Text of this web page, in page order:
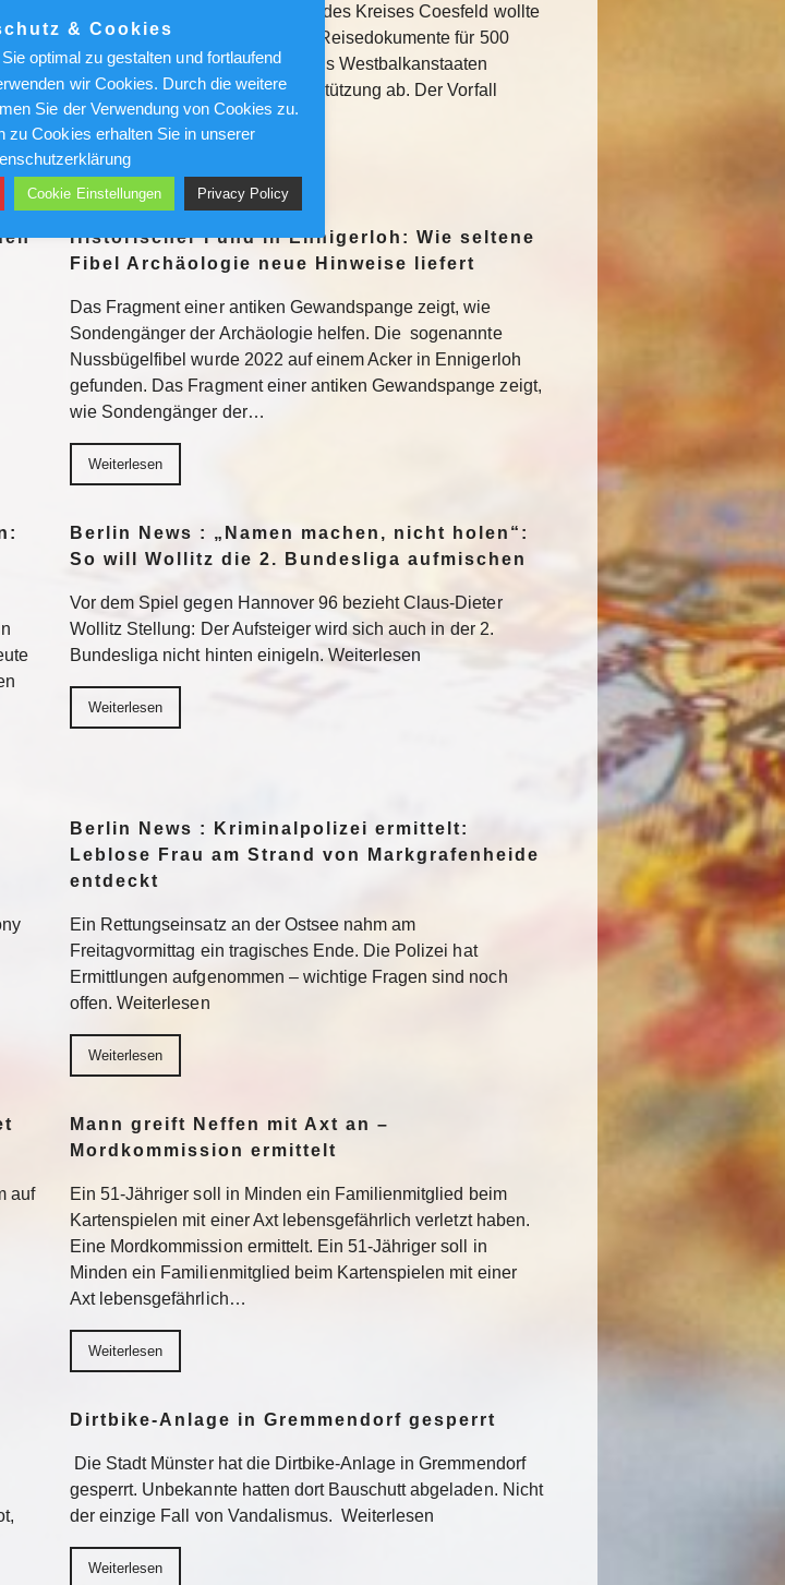
Die Zentrale Ausländerbehörde des Kreises Coesfeld wollte
für die Stadt Köln die fehlenden Reisedokumente für 500
ausreisepflichtigen Menschen aus Westbalkanstaaten
besorgen. Köln lehnte die Unterstützung ab. Der Vorfall
schlägt hohe…
Weiterlesen
Historischer Fund in Ennigerloh: Wie seltene
Fibel Archäologie neue Hinweise liefert
Das Fragment einer antiken Gewandspange zeigt, wie
Sondengänger der Archäologie helfen. Die sogenannte
Nussbügelfibel wurde 2022 auf einem Acker in Ennigerloh
gefunden. Das Fragment einer antiken Gewandspange zeigt,
wie Sondengänger der…
Weiterlesen
Berlin News : „Namen machen, nicht holen“:
So will Wollitz die 2. Bundesliga aufmischen
Vor dem Spiel gegen Hannover 96 bezieht Claus-Dieter
Wollitz Stellung: Der Aufsteiger wird sich auch in der 2.
Bundesliga nicht hinten einigeln. Weiterlesen
Weiterlesen
Berlin News : Kriminalpolizei ermittelt:
Leblose Frau am Strand von Markgrafenheide
entdeckt
Ein Rettungseinsatz an der Ostsee nahm am
Freitagvormittag ein tragisches Ende. Die Polizei hat
Ermittlungen aufgenommen – wichtige Fragen sind noch
offen. Weiterlesen
Weiterlesen
auf
Mann greift Neffen mit Axt an –
Mordkommission ermittelt
Ein 51-Jähriger soll in Minden ein Familienmitglied beim
Kartenspielen mit einer Axt lebensgefährlich verletzt haben.
Eine Mordkommission ermittelt. Ein 51-Jähriger soll in
Minden ein Familienmitglied beim Kartenspielen mit einer
Axt lebensgefährlich…
Weiterlesen
Dirtbike-Anlage in Gremmendorf gesperrt
Die Stadt Münster hat die Dirtbike-Anlage in Gremmendorf
gesperrt. Unbekannte hatten dort Bauschutt abgeladen. Nicht
der einzige Fall von Vandalismus. Weiterlesen
Weiterlesen
& Cookies
optimal zu gestalten und fortlaufend
wir Cookies. Durch die weitere
Sie der Verwendung von Cookies zu.
zu Cookies erhalten Sie in unserer
Cookie Einstellungen Privacy Policy